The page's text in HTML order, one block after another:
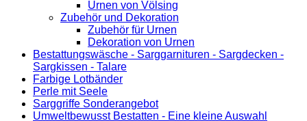
Urnen von Völsing
Zubehör und Dekoration
Zubehör für Urnen
Dekoration von Urnen
Bestattungswäsche - Sarggarnituren - Sargdecken -
Sargkissen - Talare
Farbige Lotbänder
Perle mit Seele
Sarggriffe Sonderangebot
Umweltbewusst Bestatten - Eine kleine Auswahl